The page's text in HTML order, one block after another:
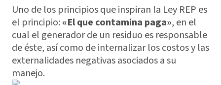
Uno de los principios que inspiran la Ley REP es
el principio: «El que contamina paga», en el
cual el generador de un residuo es responsable
de éste, así como de internalizar los costos y las
externalidades negativas asociados a su
manejo.